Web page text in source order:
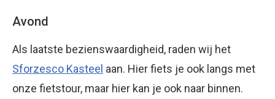
Avond
Als laatste bezienswaardigheid, raden wij het
Sforzesco Kasteel aan. Hier fiets je ook langs met
onze fietstour, maar hier kan je ook naar binnen.